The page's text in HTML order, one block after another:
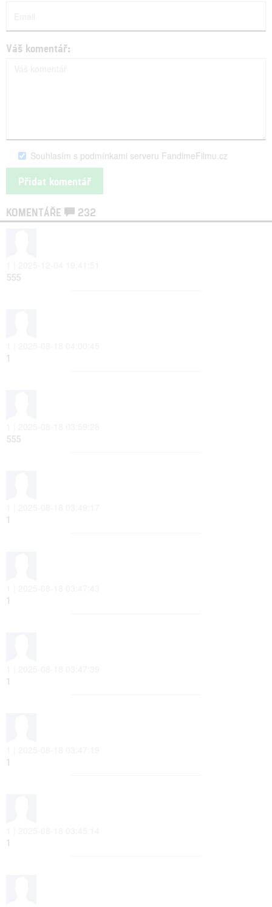
Váš komentář:
Souhlasím s podmínkami serveru FandimeFilmu.cz
KOMENTÁŘE 232
555
1
555
1
1
1
1
1